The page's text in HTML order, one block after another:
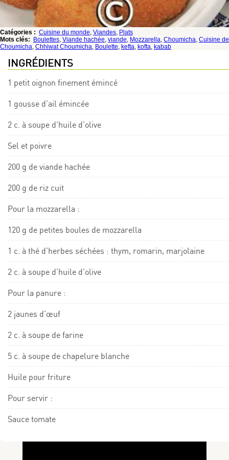
Catégories : Cuisine du monde, Viandes, Plats
Mots clés:
Boulettes, Viande hachée, viande, Mozzarella, Choumicha, Cuisine de
Choumicha, Chhiwat Choumicha, Boulette, kefta, kofta, kabab
INGRÉDIENTS
1 petit oignon finement émincé
1 gousse d’ail émincée
2 c. à soupe d’huile d’olive
Sel et poivre
200 g de viande hachée
200 g de riz cuit
Pour la mozzarella :
120 g de petites boules de mozzarella
1 c. à thé d’herbes séchées : thym, romarin, marjolaine
2 c. à soupe d’huile d’olive
Pour la panure :
2 jaunes d’œuf
2 c. à soupe de farine
5 c. à soupe de chapelure blanche
Huile pour friture
Pour servir :
Sauce tomate